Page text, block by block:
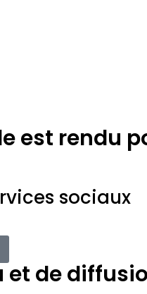
est rendu
sociaux
de